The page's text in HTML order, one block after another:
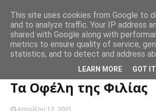
Μήπως είναι ψυχοπαθής; 5 σημάδια
βρίσκεται στο όριο
SLIDER
Τα Οφέλη της Φιλίας
Τα Οφέλη της Φιλίας
Απριλίου 12, 2021
This site uses cookies from Google to
and to analyze traffic. Your IP address
shared with Google along with
metrics to ensure quality of service,
statistics, and to detect and address
LEARN MORE GOT IT